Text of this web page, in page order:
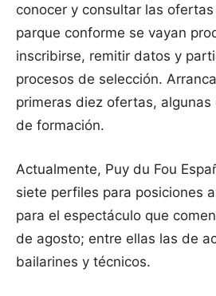
conocer y consultar las
parque conforme se vayan
inscribirse, remitir datos y
procesos de selección.
primeras diez ofertas,
de formación.
Actualmente, Puy du Fou
siete perfiles para posiciones
para el espectáculo que
de agosto; entre ellas las de
bailarines y técnicos.